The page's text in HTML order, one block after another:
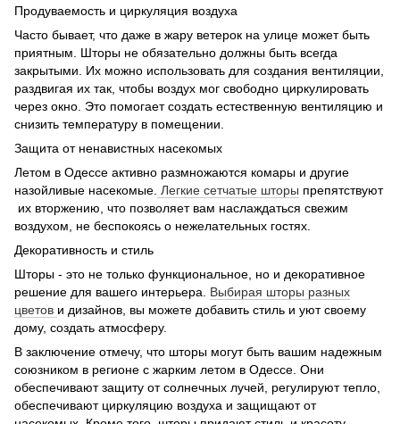
Продуваемость и циркуляция воздуха
Часто бывает, что даже в жару ветерок на улице может быть
приятным. Шторы не обязательно должны быть всегда
закрытыми. Их можно использовать для создания вентиляции,
раздвигая их так, чтобы воздух мог свободно циркулировать
через окно. Это помогает создать естественную вентиляцию и
снизить температуру в помещении.
Защита от ненавистных насекомых
Летом в Одессе активно размножаются комары и другие
назойливые насекомые. Легкие сетчатые шторы препятствуют
их вторжению, что позволяет вам наслаждаться свежим
воздухом, не беспокоясь о нежелательных гостях.
Декоративность и стиль
Шторы - это не только функциональное, но и декоративное
решение для вашего интерьера. Выбирая шторы разных
цветов и дизайнов, вы можете добавить стиль и уют своему
дому, создать атмосферу.
В заключение отмечу, что шторы могут быть вашим надежным
союзником в регионе с жарким летом в Одессе. Они
обеспечивают защиту от солнечных лучей, регулируют тепло,
обеспечивают циркуляцию воздуха и защищают от